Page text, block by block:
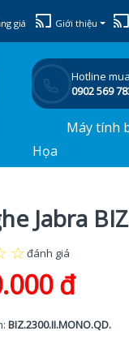
giá Giới thiệu
Hotline
0902 569
Máy tính
Họa
Jabra
☆đánh giá
đ
BIZ.2300.II.MONO.QD.